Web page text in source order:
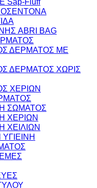
ABRI BAG
ΔΕΡΜΑΤΟΣ ΜΕ
ΔΕΡΜΑΤΟΣ ΧΩΡΙΣ
ΧΕΡΙΩΝ
ΣΩΜΑΤΟΣ
ΧΕΡΙΩΝ
ΧΕΙΛΙΩΝ